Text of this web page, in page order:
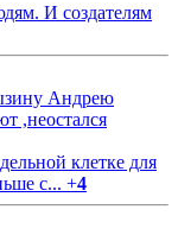
И создателям
Андрею
,неостался
клетке для
с... +4